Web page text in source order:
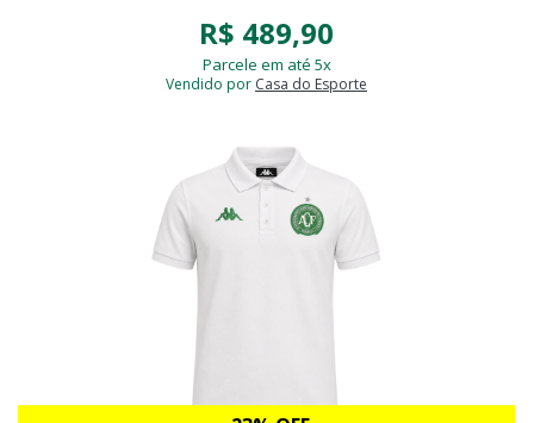
R$ 489,90
Parcele em até 5x
Vendido por Casa do Esporte